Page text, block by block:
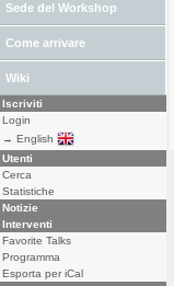
Sede del Workshop
Come arrivare
Wiki
Iscriviti
Login
→ English
Utenti
Cerca
Statistiche
Notizie
Interventi
Favorite Talks
Programma
Esporta per iCal